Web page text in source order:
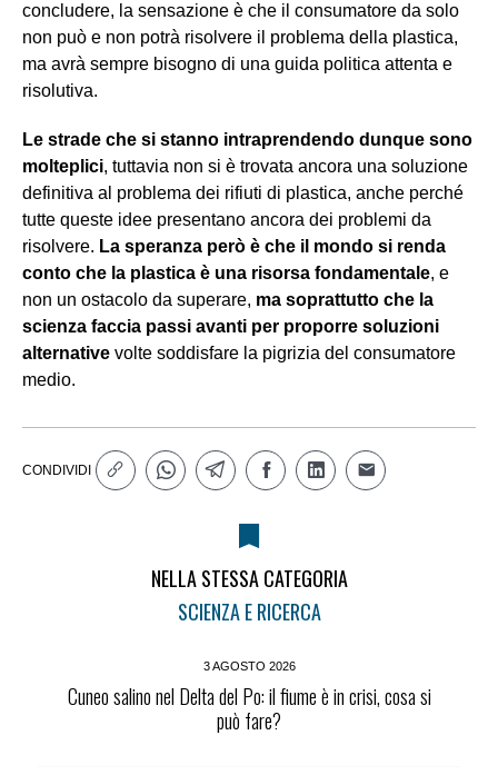
concludere, la sensazione è che il consumatore da solo
non può e non potrà risolvere il problema della plastica,
ma avrà sempre bisogno di una guida politica attenta e
risolutiva.
Le strade che si stanno intraprendendo dunque sono
molteplici, tuttavia non si è trovata ancora una soluzione
definitiva al problema dei rifiuti di plastica, anche perché
tutte queste idee presentano ancora dei problemi da
risolvere. La speranza però è che il mondo si renda
conto che la plastica è una risorsa fondamentale, e
non un ostacolo da superare, ma soprattutto che la
scienza faccia passi avanti per proporre soluzioni
alternative volte soddisfare la pigrizia del consumatore
medio.
CONDIVIDI
NELLA STESSA CATEGORIA
SCIENZA E RICERCA
3 AGOSTO 2026
Cuneo salino nel Delta del Po: il fiume è in crisi, cosa si
può fare?